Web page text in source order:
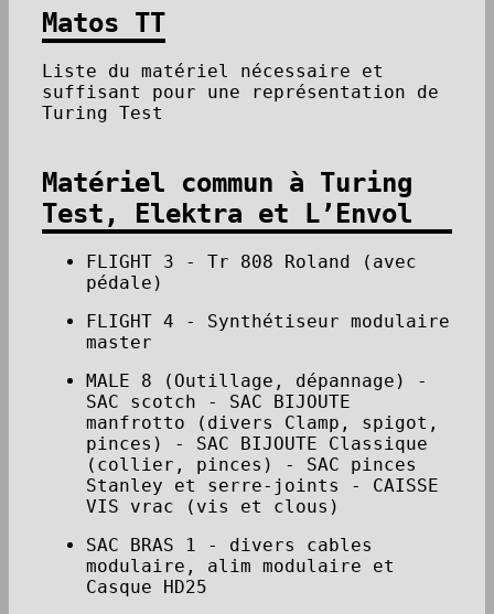
Matos TT
Liste du matériel nécessaire et
suffisant pour une représentation de
Turing Test
Matériel commun à Turing
Test, Elektra et L’Envol
FLIGHT 3 - Tr 808 Roland (avec
pédale)
FLIGHT 4 - Synthétiseur modulaire
master
MALE 8 (Outillage, dépannage) -
SAC scotch - SAC BIJOUTE
manfrotto (divers Clamp, spigot,
pinces) - SAC BIJOUTE Classique
(collier, pinces) - SAC pinces
Stanley et serre-joints - CAISSE
VIS vrac (vis et clous)
SAC BRAS 1 - divers cables
modulaire, alim modulaire et
Casque HD25